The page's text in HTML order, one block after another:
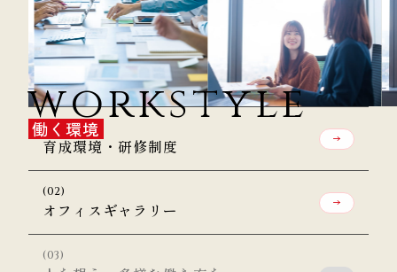
workstyle
働く環境
育成環境・研修制度
オフィスギャラリー